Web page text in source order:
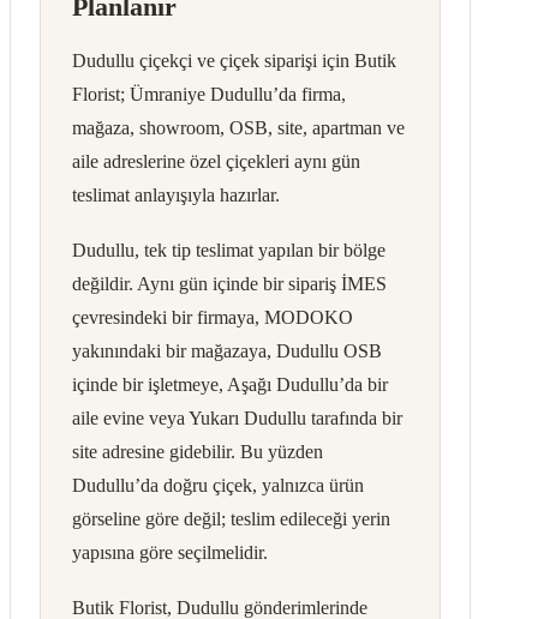
Planlanır
Dudullu çiçekçi ve çiçek siparişi için Butik
Florist; Ümraniye Dudullu’da firma,
mağaza, showroom, OSB, site, apartman ve
aile adreslerine özel çiçekleri aynı gün
teslimat anlayışıyla hazırlar.
Dudullu, tek tip teslimat yapılan bir bölge
değildir. Aynı gün içinde bir sipariş İMES
çevresindeki bir firmaya, MODOKO
yakınındaki bir mağazaya, Dudullu OSB
içinde bir işletmeye, Aşağı Dudullu’da bir
aile evine veya Yukarı Dudullu tarafında bir
site adresine gidebilir. Bu yüzden
Dudullu’da doğru çiçek, yalnızca ürün
görseline göre değil; teslim edileceği yerin
yapısına göre seçilmelidir.
Butik Florist, Dudullu gönderimlerinde